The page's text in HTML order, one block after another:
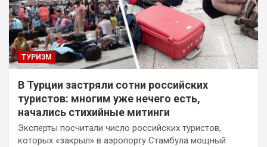
ТУРИЗМ
В Турции застряли сотни российских
туристов: многим уже нечего есть,
начались стихийные митинги
Эксперты посчитали число российских туристов,
которых «закрыл» в аэропорту Стамбула мощный